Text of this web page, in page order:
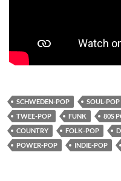
SCHWEDEN-POP SOUL-POP
TWEE-POP
FUNK 80S
COUNTRY
FOLK-POP
POWER-POP
INDIE-POP